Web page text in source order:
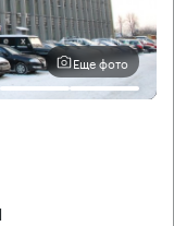
Еще фото